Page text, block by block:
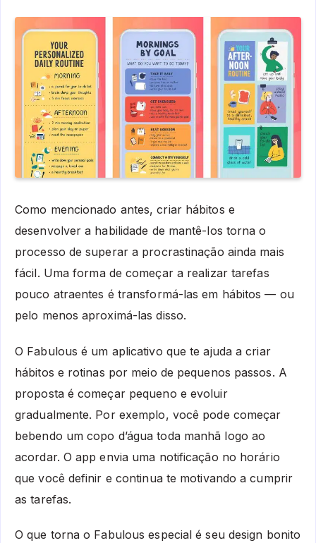
Como mencionado antes, criar hábitos e
desenvolver a habilidade de mantê-los torna o
processo de superar a procrastinação ainda mais
fácil. Uma forma de começar a realizar tarefas
pouco atraentes é transformá-las em hábitos — ou
pelo menos aproximá-las disso.
O Fabulous é um aplicativo que te ajuda a criar
hábitos e rotinas por meio de pequenos passos. A
proposta é começar pequeno e evoluir
gradualmente. Por exemplo, você pode começar
bebendo um copo d’água toda manhã logo ao
acordar. O app envia uma notificação no horário
que você definir e continua te motivando a cumprir
as tarefas.
O que torna o Fabulous especial é seu design bonito